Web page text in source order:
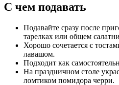
С чем подавать
Подавайте сразу после
тарелках или общем
Хорошо сочетается с
лавашом.
Подходит как
На праздничном столе
ломтиком помидора черри.